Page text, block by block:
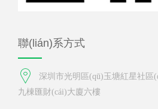
聯(lián)系方式
深圳市光明區(qū)玉塘紅星社區
九棟匯財(cái)大廈六樓